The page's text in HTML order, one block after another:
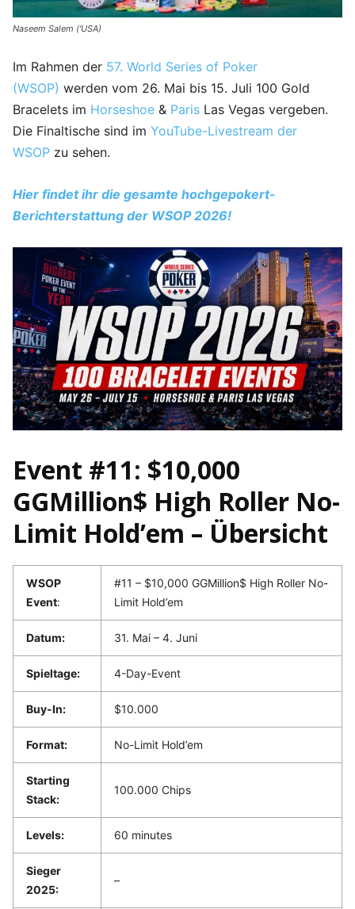
Naseem Salem ('USA)
Im Rahmen der 57. World Series of Poker
(WSOP) werden vom 26. Mai bis 15. Juli 100 Gold
Bracelets im Horseshoe & Paris Las Vegas vergeben.
Die Finaltische sind im YouTube-Livestream der
WSOP zu sehen.
Hier findet ihr die gesamte hochgepokert-
Berichterstattung der WSOP 2026!
Event #11: $10,000
GGMillion$ High Roller No-
Limit Hold’em – Übersicht
WSOP
Event:
#11 – $10,000 GGMillion$ High Roller No-
Limit Hold’em
Datum: 31. Mai – 4. Juni
Spieltage: 4-Day-Event
Buy-In: $10.000
Format: No-Limit Hold’em
Starting
Stack:
100.000 Chips
Levels: 60 minutes
Sieger
2025:
–